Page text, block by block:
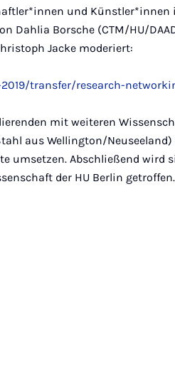
und
Dahlia Borsche (CTM/HU/
Jacke moderiert:
transfer/research-
mit weiteren
aus Wellington/
umsetzen. Abschließend wird
der HU Berlin getroffen.